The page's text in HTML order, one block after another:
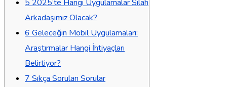
5 2025’te Hangi Uygulamalar Silah
Arkadaşımız Olacak?
6 Geleceğin Mobil Uygulamaları:
Araştırmalar Hangi İhtiyaçları
Belirtiyor?
7 Sıkça Sorulan Sorular